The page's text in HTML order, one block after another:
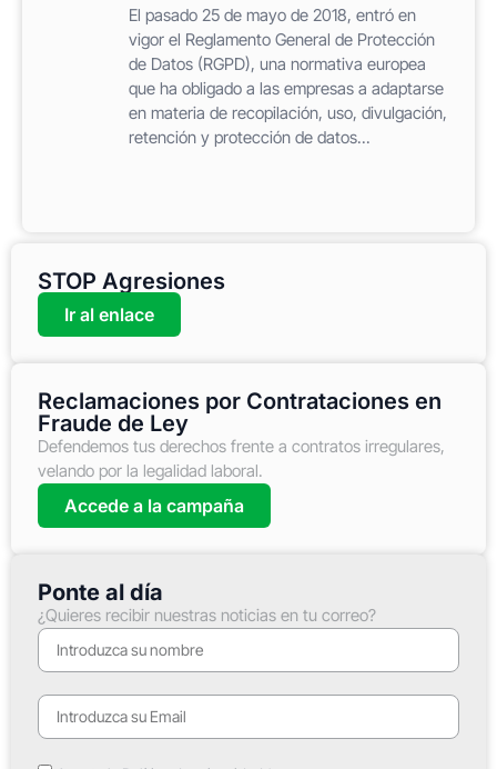
El pasado 25 de mayo de 2018, entró en
vigor el Reglamento General de Protección
de Datos (RGPD), una normativa europea
que ha obligado a las empresas a adaptarse
en materia de recopilación, uso, divulgación,
retención y protección de datos...
STOP Agresiones
Ir al enlace
Reclamaciones por Contrataciones en
Fraude de Ley
Defendemos tus derechos frente a contratos irregulares,
velando por la legalidad laboral.
Accede a la campaña
Ponte al día
¿Quieres recibir nuestras noticias en tu correo?